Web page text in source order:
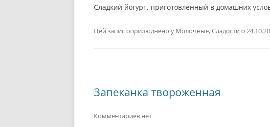
Сладкий йогурт, приготовленный в домашних
Цей запис оприлюднено у Молочные,Сладости о
Запеканка твороженная
Комментариев нет